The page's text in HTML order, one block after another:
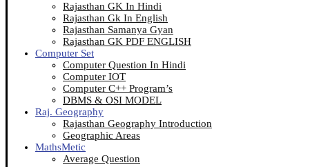
Rajasthan GK In Hindi
Rajasthan Gk In English
Rajasthan Samanya Gyan
Rajasthan GK PDF ENGLISH
Computer Set
Computer Question In Hindi
Computer IOT
Computer C++ Program’s
DBMS & OSI MODEL
Raj. Geography
Rajasthan Geography Introduction
Geographic Areas
MathsMetic
Average Question